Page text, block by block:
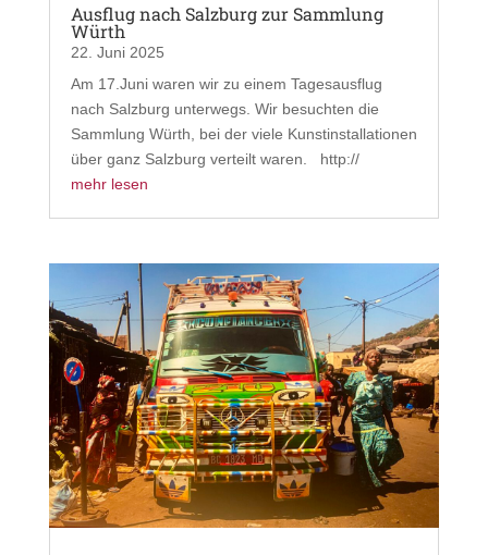
Ausflug nach Salzburg zur Sammlung
Würth
22. Juni 2025
Am 17.Juni waren wir zu einem Tagesausflug
nach Salzburg unterwegs. Wir besuchten die
Sammlung Würth, bei der viele Kunstinstallationen
über ganz Salzburg verteilt waren. http://
mehr lesen